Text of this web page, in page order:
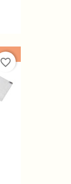
favorite_border